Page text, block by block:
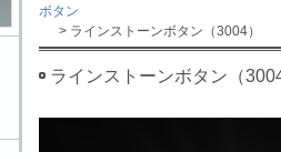
ボタン
> ラインストーンボタン（3004）
ラインストーンボタン（